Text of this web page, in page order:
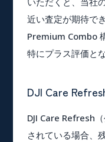
近い査定が期待で
Premium Combo
特にプラス評価と
DJI Care
DJI Care Refresh
されている場合、